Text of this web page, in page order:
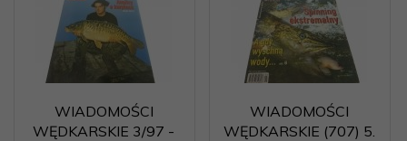
WIADOMOŚCI
WĘDKARSKIE 3/97 -
WIADOMOŚCI
WĘDKARSKIE (707) 5.